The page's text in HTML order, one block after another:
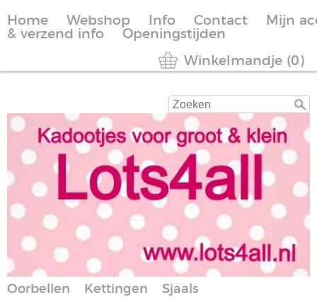
Home Webshop Info Contact
Mijn
& verzend info
Openingstijden
Winkelmandje (0)
Oorbellen Kettingen Sjaals